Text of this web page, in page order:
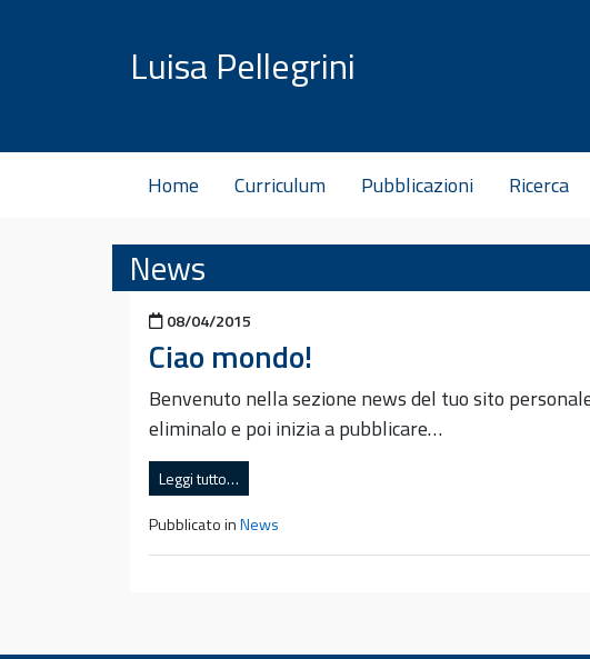
Luisa Pellegrini
Home Curriculum Pubblicazioni Ricerca
News
Pubblicato il
08/04/2015
Ciao mondo!
Benvenuto nella sezione news del tuo sito
eliminalo e poi inizia a pubblicare…
Leggi tutto…
Pubblicato inNews